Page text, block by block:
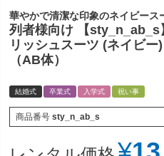
華やかで清潔な印象のネイビース
列者様向け 【sty_n_ab_s
リッシュスーツ (ネイビ
（AB体）
結婚式 卒業式 入学式 祝い事
商品番号 sty_n_ab_s